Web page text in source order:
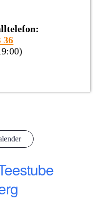
36